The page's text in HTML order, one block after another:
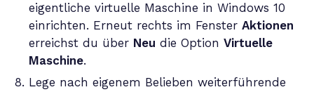
eigentliche virtuelle Maschine in Windows 10
einrichten. Erneut rechts im Fenster Aktionen
erreichst du über Neu die Option Virtuelle
Maschine.
Lege nach eigenem Belieben weiterführende